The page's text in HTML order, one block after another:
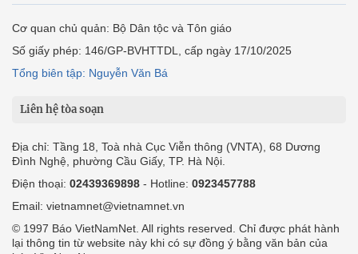
Cơ quan chủ quản: Bộ Dân tộc và Tôn giáo
Số giấy phép: 146/GP-BVHTTDL, cấp ngày 17/10/2025
Tổng biên tập: Nguyễn Văn Bá
Liên hệ tòa soạn
Địa chỉ: Tầng 18, Toà nhà Cục Viễn thông (VNTA), 68 Dương
Đình Nghệ, phường Cầu Giấy, TP. Hà Nội.
Điện thoại: 02439369898 - Hotline: 0923457788
Email: vietnamnet@vietnamnet.vn
© 1997 Báo VietNamNet. All rights reserved. Chỉ được phát hành
lại thông tin từ website này khi có sự đồng ý bằng văn bản của